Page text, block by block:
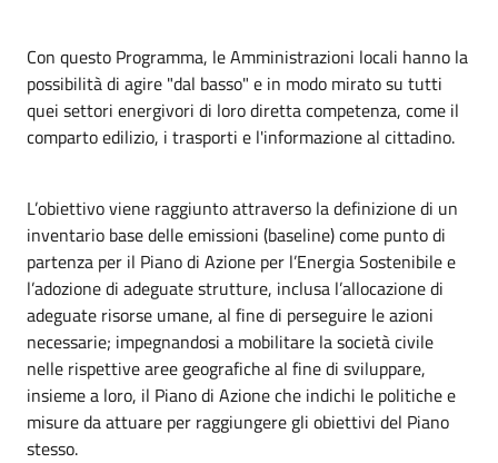
Con questo Programma, le Amministrazioni locali hanno la
possibilità di agire "dal basso" e in modo mirato su tutti
quei settori energivori di loro diretta competenza, come il
comparto edilizio, i trasporti e l'informazione al cittadino.
L’obiettivo viene raggiunto attraverso la definizione di un
inventario base delle emissioni (baseline) come punto di
partenza per il Piano di Azione per l’Energia Sostenibile e
l’adozione di adeguate strutture, inclusa l’allocazione di
adeguate risorse umane, al fine di perseguire le azioni
necessarie; impegnandosi a mobilitare la società civile
nelle rispettive aree geografiche al fine di sviluppare,
insieme a loro, il Piano di Azione che indichi le politiche e
misure da attuare per raggiungere gli obiettivi del Piano
stesso.